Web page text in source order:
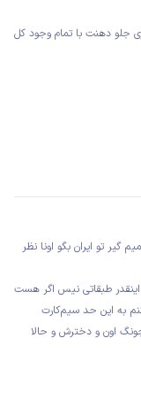
جلو دهنت با تمام وجود کل
گیر تو ایران بگو اونا نظر
اینقدر طبقاتی نیس اگر هست
به این حد سیم‌کارت
اون و دخترش و حالا